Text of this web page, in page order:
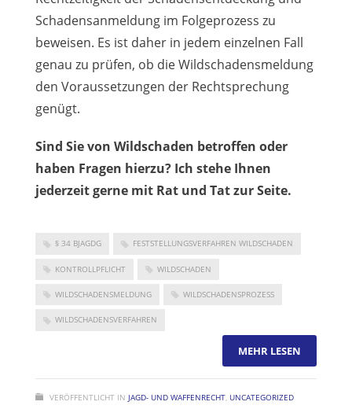
Schadensanmeldung im Folgeprozess zu
beweisen. Es ist daher in jedem einzelnen Fall
genau zu prüfen, ob die Wildschadensmeldung
den Voraussetzungen der Rechtsprechung
genügt.
Sind Sie von Wildschaden betroffen oder
haben Fragen hierzu? Ich stehe Ihnen
jederzeit gerne mit Rat und Tat zur Seite.
§ 34 BJAGDG FESTSTELLUNGSVERFAHREN WILDSCHADEN
KONTROLLPFLICHT WILDSCHADEN
WILDSCHADENSMELDUNG WILDSCHADENSPROZESS
WILDSCHADENSVERFAHREN
MEHR LESEN
VERÖFFENTLICHT IN JAGD- UND WAFFENRECHT UNCATEGORIZED